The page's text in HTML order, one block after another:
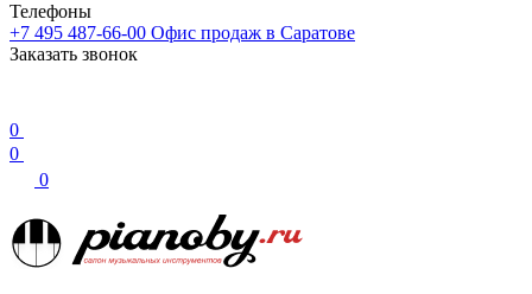
Телефоны
+7 495 487-66-00 Офис продаж в Саратове
Заказать звонок
0
0
0